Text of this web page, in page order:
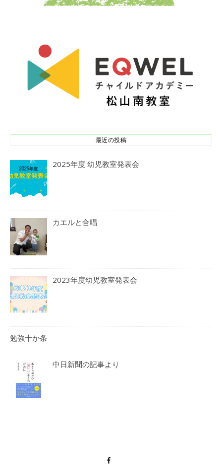
最近の投稿
2025年度 幼児教室発表会
カエルと合唱
2023年度幼児教室発表会
勉強十か条
中日新聞の記事より